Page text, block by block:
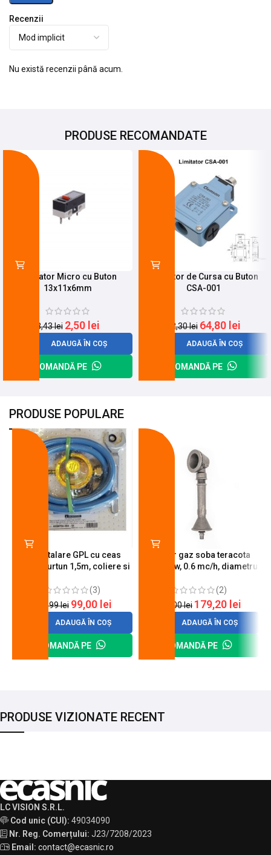
Recenzii
Nu există recenzii până acum.
PRODUSE RECOMANDATE
Limitator Micro cu Buton
13x11x6mm
3,43lei 2,50 lei
ADAUGĂ ÎN COȘ
COMANDĂ PE
Limitator de Cursa cu Buton
CSA-001
82,30lei 64,80 lei
ADAUGĂ ÎN COȘ
COMANDĂ PE
PRODUSE POPULARE
Kit instalare GPL cu ceas
butelie, furtun 1,5m, coliere si
(3)
120,99lei 99,00 lei
ADAUGĂ ÎN COȘ
COMANDĂ PE
Arzator gaz soba teracota
A600, 6 kw, 0.6 mc/h, diametru
(2)
200,00lei 179,20 lei
ADAUGĂ ÎN COȘ
COMANDĂ PE
PRODUSE VIZIONATE RECENT
LC VISION S.R.L.
Cod unic (CUI): 49034090
Nr. Reg. Comerțului: J23/7208/2023
Email: contact@ecasnic.ro